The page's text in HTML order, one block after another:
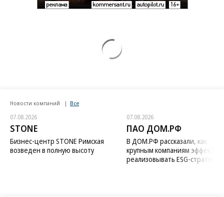
Новости компаний Все
07.08.2026
STONE
Бизнес-центр STONE Римская
возведен в полную высоту
07.08.2026
ПАО ДОМ.РФ
В ДОМ.РФ рассказали, как
крупным компаниям
реализовывать ESG-стратегию